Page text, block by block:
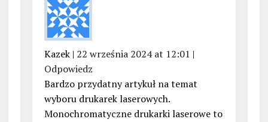
Kazek | 22 września 2024 at 12:01 |
Odpowiedz
Bardzo przydatny artykuł na temat
wyboru drukarek laserowych.
Monochromatyczne drukarki laserowe to